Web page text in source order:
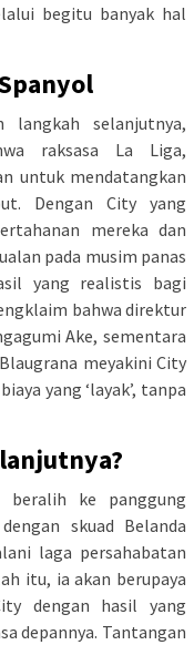
begitu banyak hal
langkah selanjutnya,
raksasa La Liga,
untuk mendatangkan
Dengan City yang
mereka dan
pada musim panas
yang realistis bagi
bahwa direktur
Ake, sementara
meyakini City
yang ‘layak’, tanpa
ke panggung
skuad Belanda
laga persahabatan
itu, ia akan berupaya
dengan hasil yang
depannya. Tantangan